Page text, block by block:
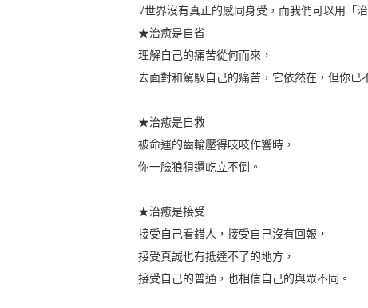
√世界沒有真正的感同身受，而我們可以用「
★治癒是自省
理解自己的痛苦從何而來，
去面對和駕馭自己的痛苦，它依然在，但你已
★治癒是自救
被命運的齒輪壓得吱吱作響時，
你一臉狼狽還屹立不倒。
★治癒是接受
接受自己看錯人，接受自己沒有回報，
接受真誠也有抵達不了的地方，
接受自己的普通，也相信自己的與眾不同。